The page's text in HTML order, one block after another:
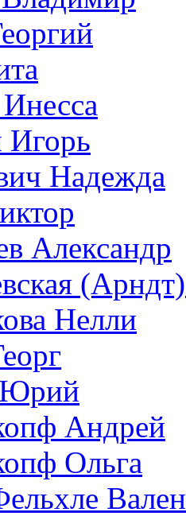
Надежда
Александр
Нелли
Андрей
Ольга